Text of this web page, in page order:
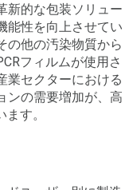
新的な包装ソリュー
能性を向上させてい
の他の汚染物質から
フィルムが使用さ
業セクターにおける
ンの需要増加が、高
す。